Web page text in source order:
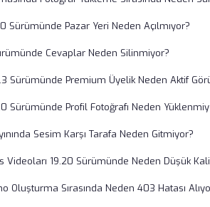
Sürümünde Pazar Yeri Neden Açılmıyor?
Cevaplar Neden Silinmiyor?
Sürümünde Premium Üyelik Neden Aktif
Sürümünde Profil Fotoğrafı Neden
Sesim Karşı Tarafa Neden Gitmiyor?
Videoları 19.20 Sürümünde Neden Düşük
Oluşturma Sırasında Neden 403 Hatası